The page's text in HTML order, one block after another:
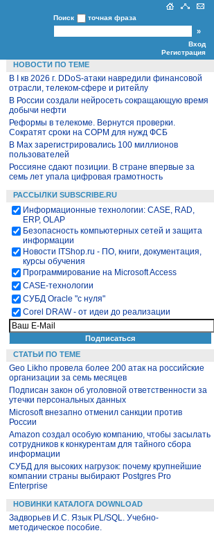
Поиск точная фраза
Вход
Регистрация
НОВОСТИ ПО ТЕМЕ
В I кв 2026 г. DDoS-атаки навредили финансовой
отрасли, телеком-сфере и ритейлу
В России создали нейросеть сокращающую время
добычи нефти
Реформы в телекоме. Вернутся проверки.
Сократят сроки на СОРМ для нужд ФСБ
В Max зарегистрировались 100 миллионов
пользователей
Россияне сдают позиции. В стране впервые за
семь лет упала цифровая грамотность
РАССЫЛКИ SUBSCRIBE.RU
Информационные технологии: CASE, RAD,
ERP, OLAP
Безопасность компьютерных сетей и защита
информации
Новости ITShop.ru - ПО, книги, документация,
курсы обучения
Программирование на Microsoft Access
CASE-технологии
СУБД Oracle "с нуля"
Corel DRAW - от идеи до реализации
СТАТЬИ ПО ТЕМЕ
Geo Likho провела более 200 атак на российские
организации за семь месяцев
Подписан закон об уголовной ответственности за
утечки персональных данных
Microsoft внезапно отменил санкции против
России
Amazon создал особую компанию, чтобы засылать
сотрудников к конкурентам для тайного сбора
информации
СУБД для высоких нагрузок: почему крупнейшие
компании страны выбирают Postgres Pro
Enterprise
НОВИНКИ КАТАЛОГА DOWNLOAD
Задворьев И.С. Язык PL/SQL. Учебно-
методическое пособие.